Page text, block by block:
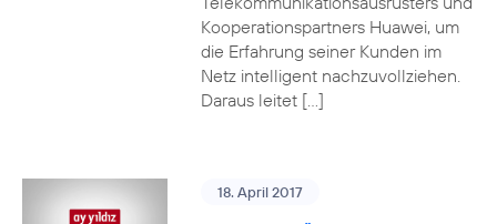
Kooperationspartners Huawei, um
die Erfahrung seiner Kunden im
Netz intelligent nachzuvollziehen.
Daraus leitet […]
18. April 2017